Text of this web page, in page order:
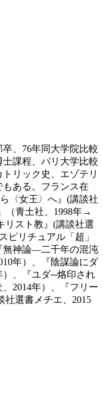
、76年同大学院比較
課程、パリ大学比較
リック史、エゾテリ
ある。フランス在
〈女王〉へ』(講談社
（青土社、1998年→
リスト教』(講談社選
ピリチュアル「超」
無神論―二千年の混沌
年）、『陰謀論にダ
）、『ユダ─烙印され
2014年）、『フリー
社選書メチエ、2015